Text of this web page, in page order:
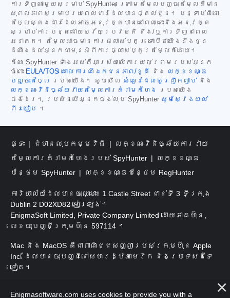
ការទិញណាមួយសម្រាប់ SpyHunter ក្រោមតម្លៃបញ្ចុះតម្លៃគឺមាន
សុពលភាពសម្រាប់រយៈពេលជាវដែលបានផ្តល់ជូន។ បន្ទាប់ពីនោះ
តម្លៃស្តង់ដារដែលអាចអនុវត្តបាននៅពេលនោះនឹងអនុវត្ត
សម្រាប់ការបន្តដោយស្វ័យប្រវត្តិ និង/ឬការទិញនាពេល
អនាគត។ តម្លៃអាចមានការផ្លាស់ប្តូរ ទោះបីជាយើងនឹងជូន
ដំណឹងដល់អ្នកជាមុនអំពីការផ្លាស់ប្តូរតម្លៃក៏ដោយ។
កំណែ SpyHunter ទាំងអស់គឺអាស្រ័យលើការយល់ព្រមរបស់អ្នក
ចំពោះ EULA/TOS គោលការណ៍ឯកជនភាព/ខូគី និង
លក្ខខណ្ឌ
បញ្ចុះតម្លៃ
របស់យើង។ សូមមើល សំណួរដែលសួរញឹកញាប់ និង
លក្ខណៈវិនិច្ឆ័យវាយតម្លៃការគំរាមកំហែង
របស់យើង
ផងដែរ។ ប្រសិនបើអ្នកចង់លុប SpyHunter សូមស្វែងយល់
ពីរបៀប ។
ផ្ទះ ជំហានលុបកម្មវិធី
លក្ខណៈវិនិច្ឆ័យការវាយ
តម្លៃការគំរាមកំហែងរបស់ SpyHunter
លក្ខខណ្ឌ
បន្ថែម SpyHunter
លក្ខខណ្ឌបន្ថែម RegHunter
ការិយាល័យដែលបានចុះឈ្មោះ៖ 1 Castle Street ជាន់ទី 3 ទីក្រុង
Dublin 2 D02XD82 អៀរឡង់។
EnigmaSoft Limited, Private Company Limited ដោយភាគហ៊ុន,
លេខចុះបញ្ជីក្រុមហ៊ុន 597114 ។
Mac និង MacOS គឺជាពាណិជ្ជសញ្ញារបស់ក្រុមហ៊ុន Apple
Inc. ដែលបានចុះបញ្ជីនៅសហរដ្ឋអាមេរិក និងប្រទេសដទៃ
ទៀត។
Enigmasoftware.com uses cookies to provide you with a